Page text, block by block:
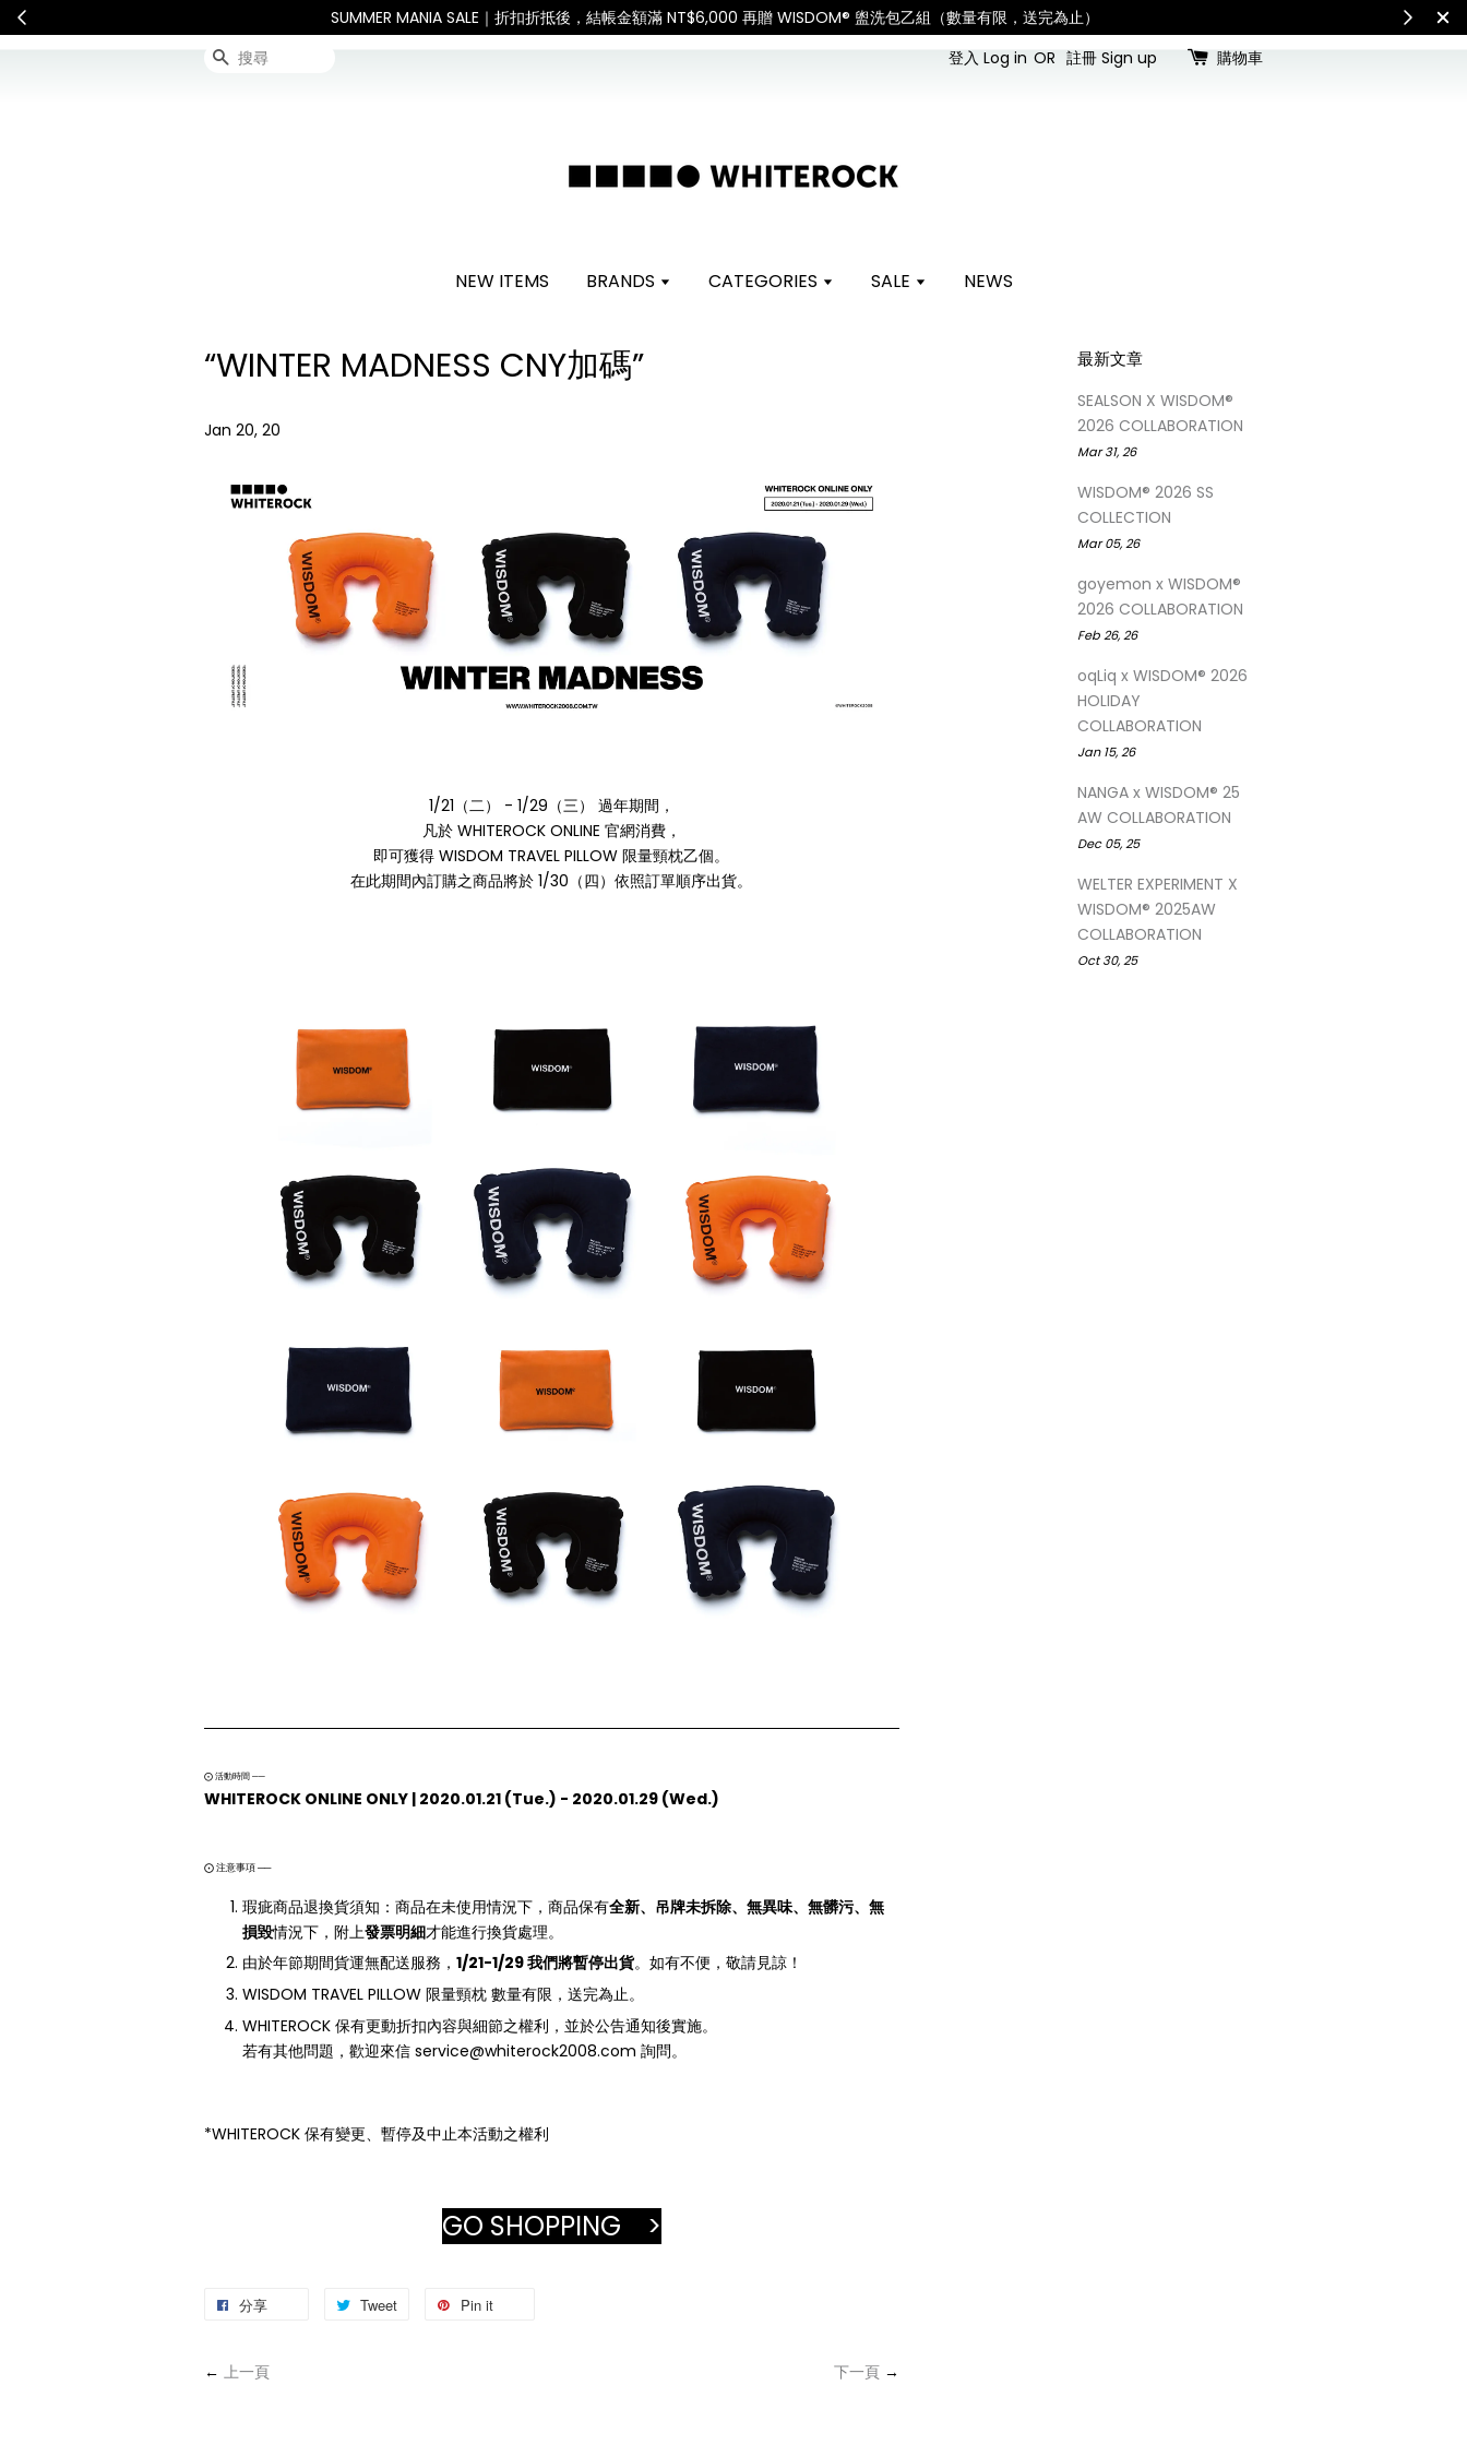
內宅配最新公告 International Shipping: Recipient is responsible for all customs duties and taxes.「國際配送：各國進口關稅與稅費須由收件人自行負擔。」
搜尋 登入 Log in OR 註冊 Sign up 購物車
NEW ITEMS BRANDS CATEGORIES SALE NEWS
“WINTER MADNESS CNY加碼”
Jan 20, 20
1/21（二） - 1/29（三） 過年期間，
凡於 WHITEROCK ONLINE 官網消費，
即可獲得 WISDOM TRAVEL PILLOW 限量頸枕乙個。
在此期間內訂購之商品將於 1/30（四）依照訂單順序出貨。
⨀ 活動時間 ──
WHITEROCK ONLINE ONLY | 2020.01.21 (Tue.) - 2020.01.29 (Wed.)
⨀ 注意事項 ──
瑕疵商品退換貨須知：商品在未使用情況下，商品保有全新、吊牌未拆除、無異味、無髒污、無
損毀情況下，附上發票明細才能進行換貨處理。
由於年節期間貨運無配送服務， 1/21-1/29 我們將暫停出貨。如有不便，敬請見諒！
WISDOM TRAVEL PILLOW 限量頸枕 數量有限，送完為止。
WHITEROCK 保有更動折扣內容與細節之權利，並於公告通知後實施。
若有其他問題，歡迎來信 service@whiterock2008.com 詢問。
*WHITEROCK 保有變更、暫停及中止本活動之權利
GO SHOPPING >
分享 Tweet Pin it
← 上一頁 下一頁→
最新文章
SEALSON X WISDOM®
2026 COLLABORATION
Mar 31, 26
WISDOM® 2026 SS
COLLECTION
Mar 05, 26
goyemon x WISDOM®
2026 COLLABORATION
Feb 26, 26
oqLiq x WISDOM® 2026
HOLIDAY
COLLABORATION
Jan 15, 26
NANGA x WISDOM® 25
AW COLLABORATION
Dec 05, 25
WELTER EXPERIMENT X
WISDOM® 2025AW
COLLABORATION
Oct 30, 25